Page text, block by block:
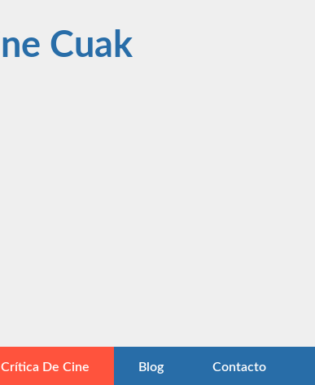
Cuak
Crítica De Cine Blog Contacto